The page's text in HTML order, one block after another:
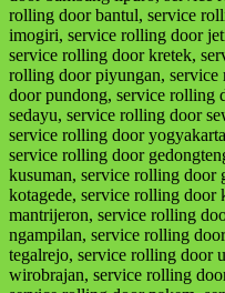
rolling door bantul, service
imogiri, service rolling door
service rolling door kretek,
rolling door piyungan,
door pundong, service rolling
sedayu, service rolling door
service rolling door
service rolling door
kusuman, service rolling door
kotagede, service rolling door
mantrijeron, service rolling
ngampilan, service rolling
tegalrejo, service rolling door
wirobrajan, service rolling